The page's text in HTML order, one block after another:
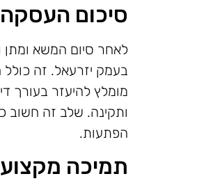
סיכום
לאחר סיום המשא
בעמק יזרעאל. זה
מומלץ להיעזר בעורך
ותקינה. שלב זה חשוב
הפתעות.
תמיכה